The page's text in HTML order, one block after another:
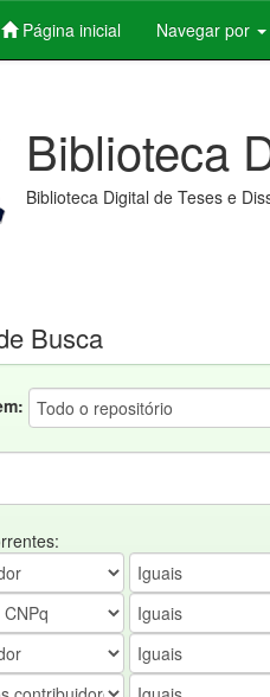
Página inicial Navegar por
Biblioteca
Biblioteca Digital de Teses e
Busca